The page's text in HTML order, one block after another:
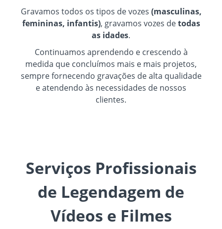
Gravamos todos os tipos de vozes (masculinas,
femininas, infantis), gravamos vozes detodas
as idades.
Continuamos aprendendo e crescendo à
medida que concluímos mais e mais projetos,
sempre fornecendo gravações de alta qualidade
e atendendo às necessidades de nossos
clientes.
Serviços Profissionais
de Legendagem de
Vídeos e Filmes